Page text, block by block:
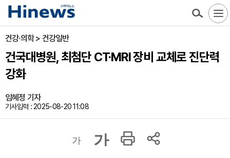
건강·의학 > 건강일반
건국대병원, 최첨단 CT·MRI 장비 교체로 진단력
강화
임혜정 기자
기사입력 : 2025-08-20 11:08
가 가